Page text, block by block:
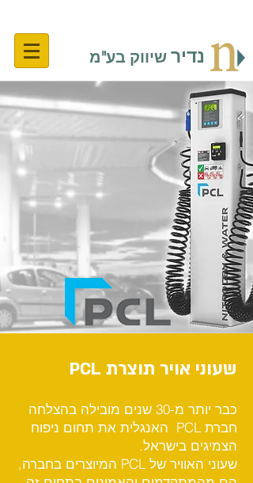
נדיר שיווק בע"מ
כבר יותר מ-30 שנים מובילה בהצלחה
חברת PCL האנגלית את תחום ניפוח
הצמיגים בישראל.
שעוני האוויר של PCL המיוצרים בחברה,
שעוני אויר תוצרת PCL